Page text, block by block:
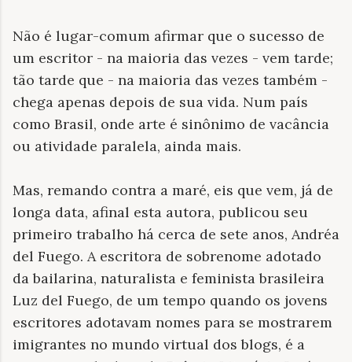
Não é lugar-comum afirmar que o sucesso de
um escritor - na maioria das vezes - vem tarde;
tão tarde que - na maioria das vezes também -
chega apenas depois de sua vida. Num país
como Brasil, onde arte é sinônimo de vacância
ou atividade paralela, ainda mais.
Mas, remando contra a maré, eis que vem, já de
longa data, afinal esta autora, publicou seu
primeiro trabalho há cerca de sete anos, Andréa
del Fuego. A escritora de sobrenome adotado
da bailarina, naturalista e feminista brasileira
Luz del Fuego, de um tempo quando os jovens
escritores adotavam nomes para se mostrarem
imigrantes no mundo virtual dos blogs, é a